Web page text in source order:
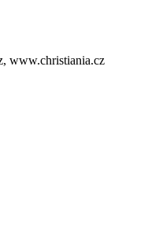
www.christiania.cz